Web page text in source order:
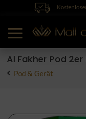
Al Fakher Pod
Pod & Gerät